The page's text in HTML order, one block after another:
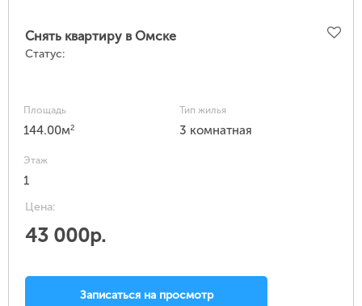
Снять квартиру в Омске
Статус:
Площадь
144.00м2
Тип жилья
3 комнатная
Этаж
1
Цена:
43 000р.
Записаться на просмотр